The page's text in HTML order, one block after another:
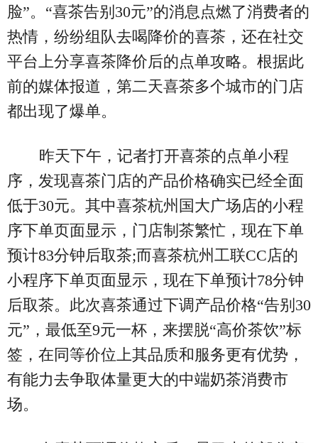
脸”。“喜茶告别30元”的消息点燃了消费者的
热情，纷纷组队去喝降价的喜茶，还在社交
平台上分享喜茶降价后的点单攻略。根据此
前的媒体报道，第二天喜茶多个城市的门店
都出现了爆单。
昨天下午，记者打开喜茶的点单小程
序，发现喜茶门店的产品价格确实已经全面
低于30元。其中喜茶杭州国大广场店的小程
序下单页面显示，门店制茶繁忙，现在下单
预计83分钟后取茶;而喜茶杭州工联CC店的
小程序下单页面显示，现在下单预计78分钟
后取茶。此次喜茶通过下调产品价格“告别30
元”，最低至9元一杯，来摆脱“高价茶饮”标
签，在同等价位上其品质和服务更有优势，
有能力去争取体量更大的中端奶茶消费市
场。